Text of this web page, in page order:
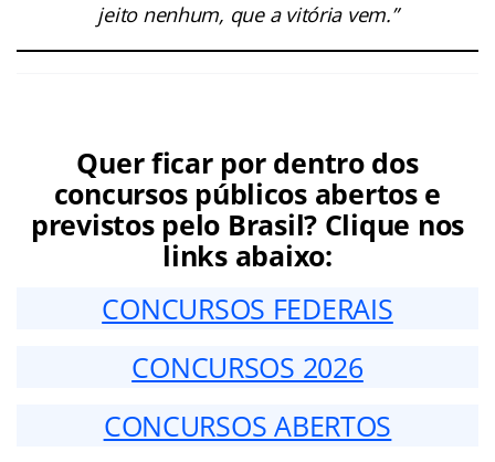
jeito nenhum, que a vitória vem.”
Quer ficar por dentro dos
concursos públicos abertos e
previstos pelo Brasil? Clique nos
links abaixo:
CONCURSOS FEDERAIS
CONCURSOS 2026
CONCURSOS ABERTOS